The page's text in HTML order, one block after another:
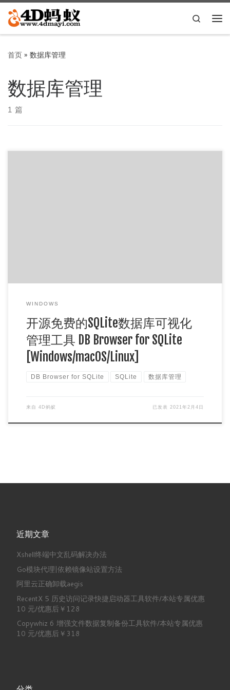
Skip to content
Search
首页» 数据库管理
数据库管理
1 篇
WINDOWS
开源免费的SQLite数据库可视化
管理工具 DB Browser for SQLite
[Windows/macOS/Linux]
DB Browser for SQLite SQLite 数据库管理
来自 4D蚂蚁 已发表 2021年2月4日
近期文章
Xshell终端中文乱码解决办法
Go模块代理|依赖镜像站设置方法
阿里云正确卸载aegis
RecentX 5 历史访问记录快捷启动器工具软件/本站专属优惠
10 元/优惠后￥128
Copywhiz 6 增强文件数据复制备份工具软件/本站专属优惠
10 元/优惠后￥318